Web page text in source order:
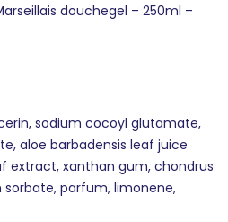
douchegel – 250ml –
sodium cocoyl glutamate,
aloe barbadensis leaf juice
extract, xanthan gum, chondrus
sorbate, parfum, limonene,